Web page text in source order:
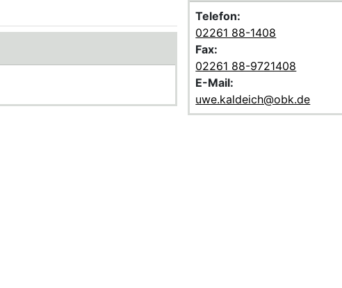
Telefon:
02261 88-1408
Fax:
02261 88-9721408
E-Mail:
uwe.kaldeich@obk.de